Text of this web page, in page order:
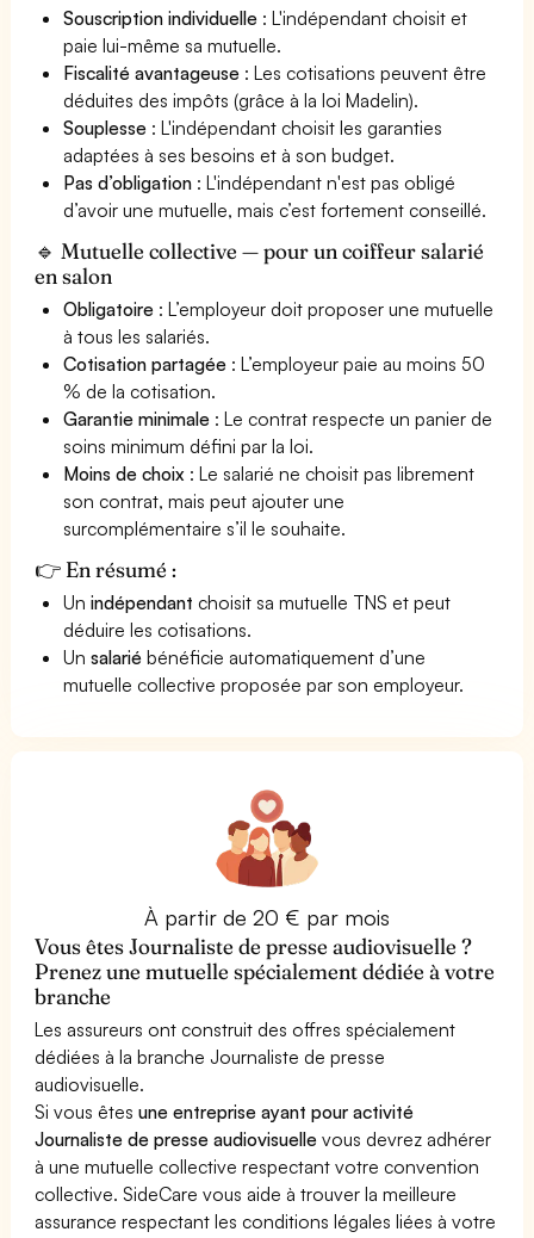
Souscription individuelle : L'indépendant choisit et
paie lui-même sa mutuelle.
Fiscalité avantageuse : Les cotisations peuvent être
déduites des impôts (grâce à la loi Madelin).
Souplesse : L'indépendant choisit les garanties
adaptées à ses besoins et à son budget.
Pas d’obligation : L'indépendant n'est pas obligé
d’avoir une mutuelle, mais c’est fortement conseillé.
🔹 Mutuelle collective — pour un coiffeur salarié
en salon
Obligatoire : L’employeur doit proposer une mutuelle
à tous les salariés.
Cotisation partagée : L’employeur paie au moins 50
% de la cotisation.
Garantie minimale : Le contrat respecte un panier de
soins minimum défini par la loi.
Moins de choix : Le salarié ne choisit pas librement
son contrat, mais peut ajouter une
surcomplémentaire s’il le souhaite.
👉 En résumé :
Unindépendant choisit sa mutuelle TNS et peut
déduire les cotisations.
Unsalarié bénéficie automatiquement d’une
mutuelle collective proposée par son employeur.
À partir de 20 € par mois
Vous êtes Journaliste de presse audiovisuelle ?
Prenez une mutuelle spécialement dédiée à votre
branche
Les assureurs ont construit des offres spécialement
dédiées à la branche Journaliste de presse
audiovisuelle.
Si vous êtesune entreprise ayant pour activité
Journaliste de presse audiovisuelle vous devrez adhérer
à une mutuelle collective respectant votre convention
collective. SideCare vous aide à trouver la meilleure
assurance respectant les conditions légales liées à votre